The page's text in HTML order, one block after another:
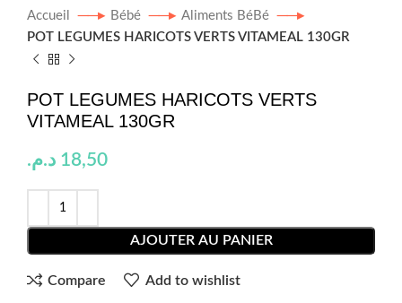
Accueil Bébé
Aliments BéBé
POT LEGUMES HARICOTS VERTS VITAMEAL 130GR
POT LEGUMES HARICOTS VERTS
VITAMEAL 130GR
18,50 د.م.
AJOUTER AU PANIER
Compare Add to wishlist